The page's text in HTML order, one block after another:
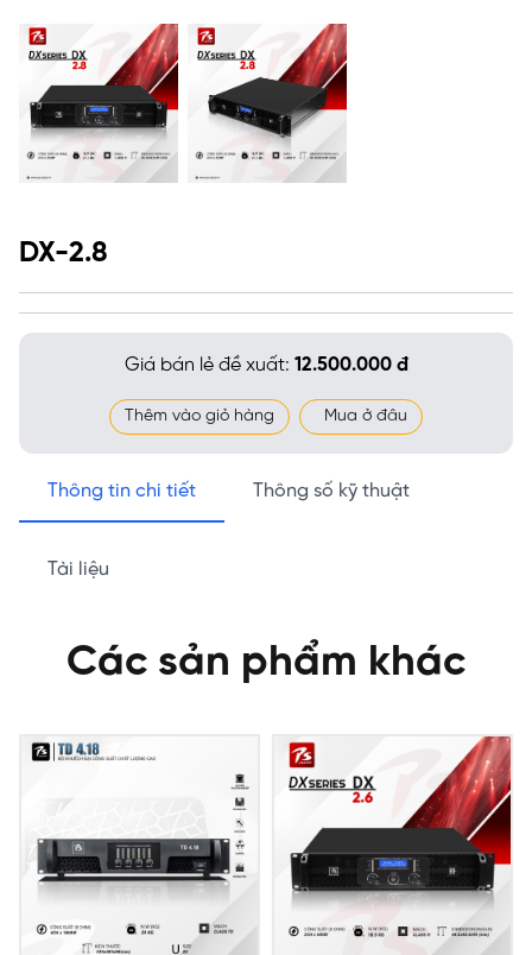
DX-2.8
Giá bán lẻ đề xuất: 12.500.000 đ
Thêm vào giỏ hàng Mua ở đâu
Thông tin chi tiết Thông số kỹ thuật
Tài liệu
Các sản phẩm khác